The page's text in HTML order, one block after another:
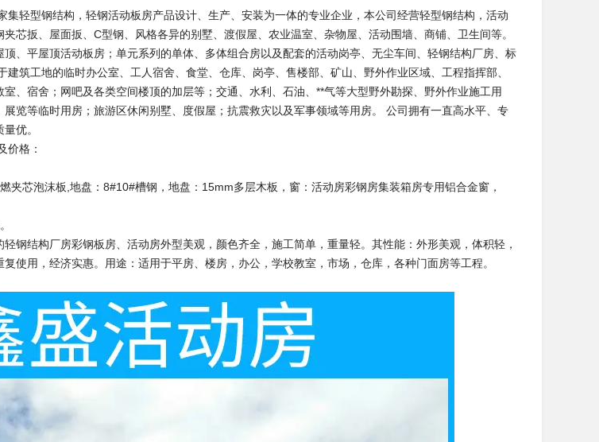
集轻型钢结构，轻钢活动板房产品设计、生产、安装为一体的专业企业，本公司经营轻型钢结构，活动
芯扳、屋面扳、C型钢、风格各异的别墅、渡假屋、农业温室、杂物屋、活动围墙、商铺、卫生间等。
、平屋顶活动板房；单元系列的单体、多体组合房以及配套的活动岗亭、无尘车间、轻钢结构厂房、标
筑工地的临时办公室、工人宿舍、食堂、仓库、岗亭、售楼部、矿山、野外作业区域、工程指挥部、
、宿舍；网吧及各类空间楼顶的加层等；交通、水利、石油、**气等大型野外勘探、野外作业施工用
览等临时用房；旅游区休闲别墅、度假屋；抗震救灾以及军事领域等用房。 公司拥有一直高水平、专
优。
价格：
夹芯泡沫板,地盘：8#10#槽钢，地盘：15mm多层木板，窗：活动房彩钢房集装箱房专用铝合金窗，
钢结构厂房彩钢板房、活动房外型美观，颜色齐全，施工简单，重量轻。其性能：外形美观，体积轻，
使用，经济实惠。用途：适用于平房、楼房，办公，学校教室，市场，仓库，各种门面房等工程。